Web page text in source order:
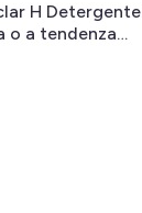
H Detergente
o a tendenza